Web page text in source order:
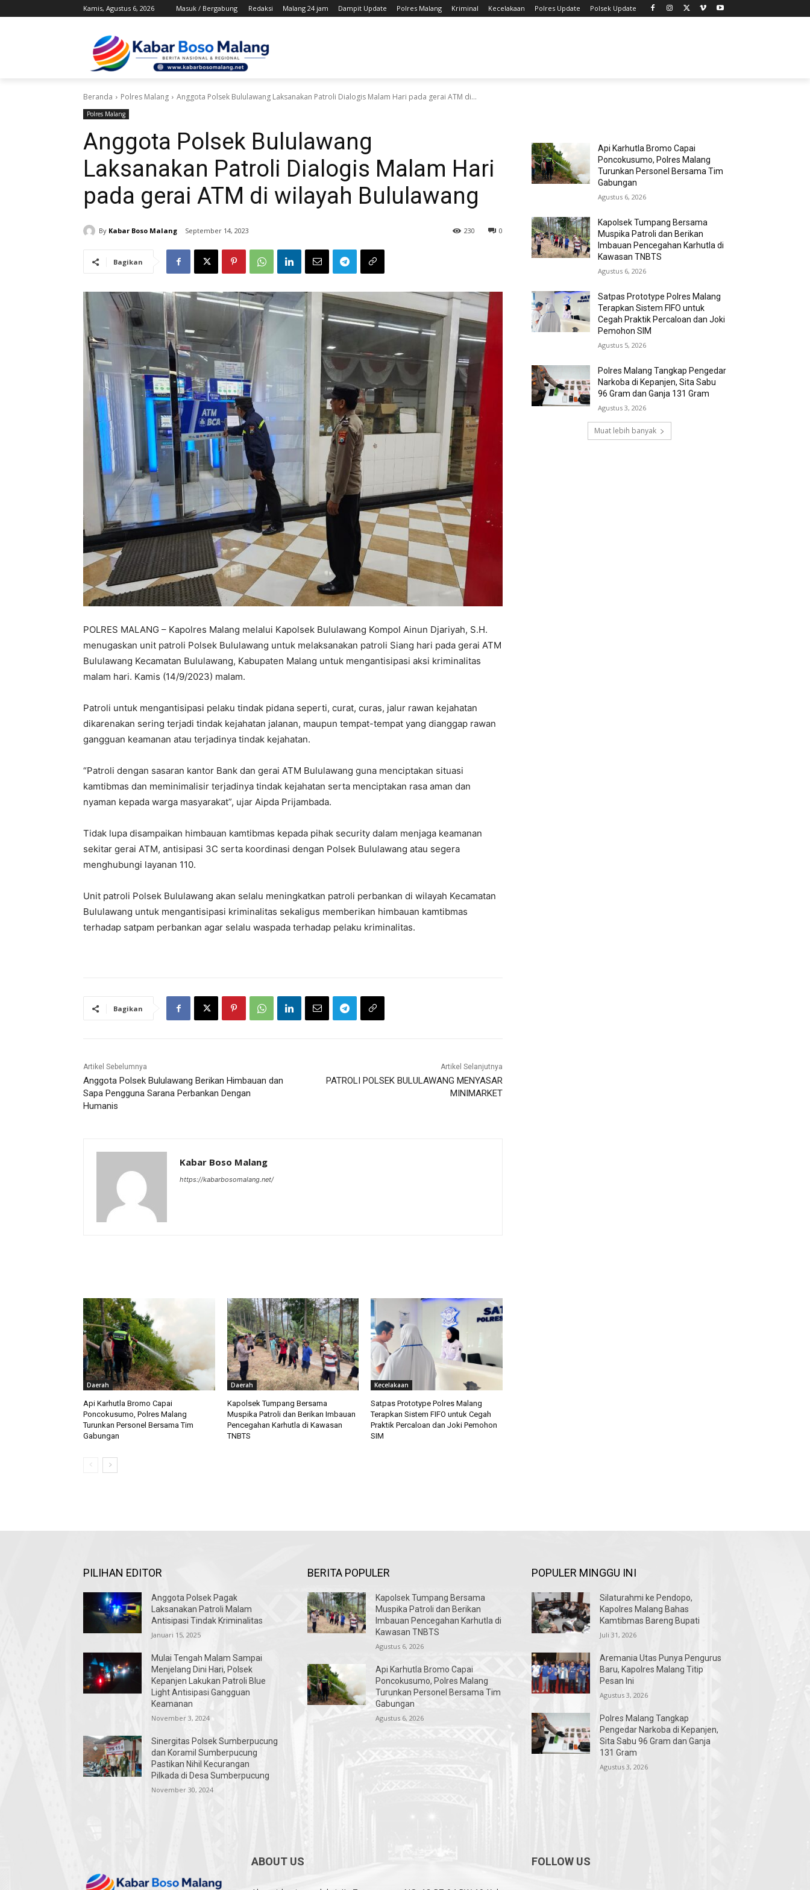
Kamis, Agustus 6, 2026 Masuk / Bergabung Redaksi Malang 24 jam Dampit Update Polres Malang Kriminal Kecelakaan Polres Update Polsek Update
Beranda Polres Malang Anggota Polsek Bululawang Laksanakan Patroli Dialogis Malam Hari pada gerai ATM di...
Polres Malang
Anggota Polsek Bululawang
Laksanakan Patroli Dialogis Malam Hari
pada gerai ATM di wilayah Bululawang
By Kabar Boso Malang September 14, 2023 0
230
Bagikan
POLRES MALANG – Kapolres Malang melalui Kapolsek Bululawang Kompol Ainun Djariyah, S.H.
menugaskan unit patroli Polsek Bululawang untuk melaksanakan patroli Siang hari pada gerai ATM
Bululawang Kecamatan Bululawang, Kabupaten Malang untuk mengantisipasi aksi kriminalitas
malam hari. Kamis (14/9/2023) malam.
Patroli untuk mengantisipasi pelaku tindak pidana seperti, curat, curas, jalur rawan kejahatan
dikarenakan sering terjadi tindak kejahatan jalanan, maupun tempat-tempat yang dianggap rawan
gangguan keamanan atau terjadinya tindak kejahatan.
“Patroli dengan sasaran kantor Bank dan gerai ATM Bululawang guna menciptakan situasi
kamtibmas dan meminimalisir terjadinya tindak kejahatan serta menciptakan rasa aman dan
nyaman kepada warga masyarakat”, ujar Aipda Prijambada.
Tidak lupa disampaikan himbauan kamtibmas kepada pihak security dalam menjaga keamanan
sekitar gerai ATM, antisipasi 3C serta koordinasi dengan Polsek Bululawang atau segera
menghubungi layanan 110.
Unit patroli Polsek Bululawang akan selalu meningkatkan patroli perbankan di wilayah Kecamatan
Bululawang untuk mengantisipasi kriminalitas sekaligus memberikan himbauan kamtibmas
terhadap satpam perbankan agar selalu waspada terhadap pelaku kriminalitas.
Bagikan
Artikel Sebelumnya
Anggota Polsek Bululawang Berikan Himbauan dan
Sapa Pengguna Sarana Perbankan Dengan
Humanis
Artikel Selanjutnya
PATROLI POLSEK BULULAWANG MENYASAR
MINIMARKET
Kabar Boso Malang
https://kabarbosomalang.net/
Daerah
Api Karhutla Bromo Capai
Poncokusumo, Polres Malang
Turunkan Personel Bersama Tim
Gabungan
Daerah
Kapolsek Tumpang Bersama
Muspika Patroli dan Berikan Imbauan
Pencegahan Karhutla di Kawasan
TNBTS
Kecelakaan
Satpas Prototype Polres Malang
Terapkan Sistem FIFO untuk Cegah
Praktik Percaloan dan Joki Pemohon
SIM
Api Karhutla Bromo Capai
Poncokusumo, Polres Malang
Turunkan Personel Bersama Tim
Gabungan
Agustus 6, 2026
Kapolsek Tumpang Bersama
Muspika Patroli dan Berikan
Imbauan Pencegahan Karhutla di
Kawasan TNBTS
Agustus 6, 2026
Satpas Prototype Polres Malang
Terapkan Sistem FIFO untuk
Cegah Praktik Percaloan dan Joki
Pemohon SIM
Agustus 5, 2026
Polres Malang Tangkap Pengedar
Narkoba di Kepanjen, Sita Sabu
96 Gram dan Ganja 131 Gram
Agustus 3, 2026
Muat lebih banyak
PILIHAN EDITOR
Anggota Polsek Pagak
Laksanakan Patroli Malam
Antisipasi Tindak Kriminalitas
Januari 15, 2025
Mulai Tengah Malam Sampai
Menjelang Dini Hari, Polsek
Kepanjen Lakukan Patroli Blue
Light Antisipasi Gangguan
Keamanan
November 3, 2024
Sinergitas Polsek Sumberpucung
dan Koramil Sumberpucung
Pastikan Nihil Kecurangan
Pilkada di Desa Sumberpucung
November 30, 2024
BERITA POPULER
Kapolsek Tumpang Bersama
Muspika Patroli dan Berikan
Imbauan Pencegahan Karhutla di
Kawasan TNBTS
Agustus 6, 2026
Api Karhutla Bromo Capai
Poncokusumo, Polres Malang
Turunkan Personel Bersama Tim
Gabungan
Agustus 6, 2026
POPULER MINGGU INI
Silaturahmi ke Pendopo,
Kapolres Malang Bahas
Kamtibmas Bareng Bupati
Juli 31, 2026
Aremania Utas Punya Pengurus
Baru, Kapolres Malang Titip
Pesan Ini
Agustus 3, 2026
Polres Malang Tangkap
Pengedar Narkoba di Kepanjen,
Sita Sabu 96 Gram dan Ganja
131 Gram
Agustus 3, 2026
ABOUT US FOLLOW US